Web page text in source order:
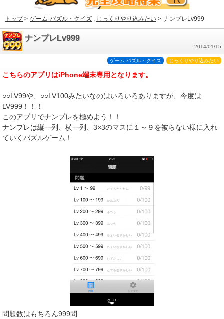
トップ> ゲーム-パズル・クイズ , じっくりやり込みたい > ナンプレLv999
ナンプレLv999
2014/01/15
じっくりやり込みたい
ゲーム-パズル・クイズ
こちらのアプリはiPhone端末専用となります。
○○LV99や、○○LV100みたいなのはいろいろありますが、今度は
LV999！！！
このアプリでナンプレを極めよう！！
ナンプレは縦一列、横一列、3×3のマスに１～９を被らない様に入れ
ていくパズルゲーム！
問題数はもちろん999問